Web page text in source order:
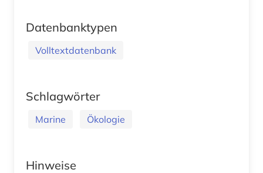
Datenbanktypen
Volltextdatenbank
Schlagwörter
Marine Ökologie
Hinweise